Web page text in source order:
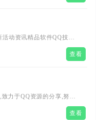
动资讯精品软件QQ技
优惠、热门事件。
查看
力于QQ资源的分享,努力
术乐园,教程网,QQ资源网,
软件,还有电脑技巧以及其查看